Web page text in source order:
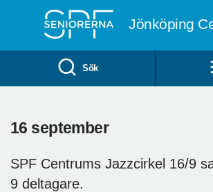
Jönköping
Sök
16 september
SPF Centrums Jazzcirkel 16/9
9 deltagare.